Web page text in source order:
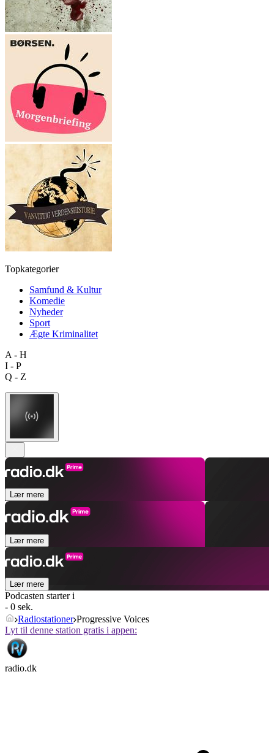
Topkategorier
Samfund & Kultur
Komedie
Nyheder
Sport
Ægte Kriminalitet
A - H
I - P
Q - Z
Lær mere
Lær mere
Lær mere
Podcasten starter i
- 0 sek.
Radiostationer Progressive Voices
Lyt til denne station gratis i appen:
radio.dk